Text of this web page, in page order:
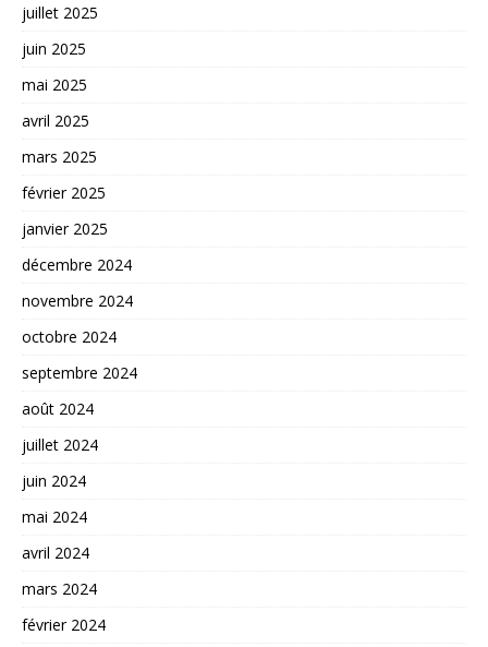
juillet 2025
juin 2025
mai 2025
avril 2025
mars 2025
février 2025
janvier 2025
décembre 2024
novembre 2024
octobre 2024
septembre 2024
août 2024
juillet 2024
juin 2024
mai 2024
avril 2024
mars 2024
février 2024